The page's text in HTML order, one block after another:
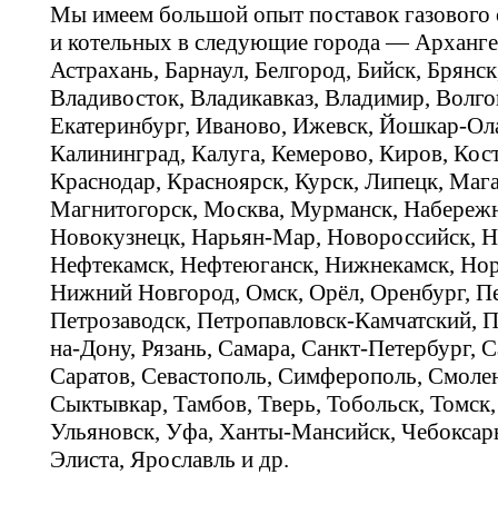
Мы имеем большой опыт поставок газового
и котельных в следующие города —
Астрахань, Барнаул, Белгород, Бийск,
Владивосток, Владикавказ, Владимир,
Екатеринбург, Иваново, Ижевск, Йошкар-
Калининград, Калуга, Кемерово, Киров,
Краснодар, Красноярск, Курск, Липецк,
Магнитогорск, Москва, Мурманск,
Новокузнецк, Нарьян-Мар, Новороссийск,
Нефтекамск, Нефтеюганск, Нижнекамск,
Нижний Новгород, Омск, Орёл, Оренбург,
Петрозаводск, Петропавловск-Камчатский,
на-Дону, Рязань, Самара, Санкт-Петербург,
Саратов, Севастополь, Симферополь,
Сыктывкар, Тамбов, Тверь, Тобольск,
Ульяновск, Уфа, Ханты-Мансийск,
Элиста, Ярославль и др.